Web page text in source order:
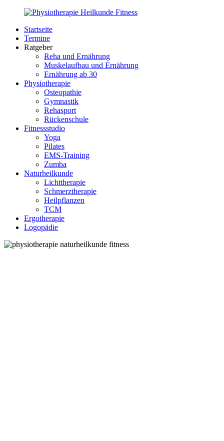
Zurück
Inhalt
PhysioMed-
Fit.de
Gesundheit
Startseite
Termine
Ratgeber
Reha und Ernährung
Muskelaufbau und Ernährung
Ernährung ab 30
Physiotherapie
Osteopathie
Gymnastik
Rehasport
Rückenschule
Fitnessstudio
Yoga
Pilates
EMS-Training
Zumba
Naturheilkunde
Lichttherapie
Schmerztherapie
Heilpflanzen
TCM
Ergotherapie
Logopädie